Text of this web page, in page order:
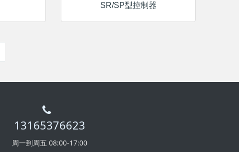
SR/SP型控制器
13165376623
周一到周五 08:00-17:00